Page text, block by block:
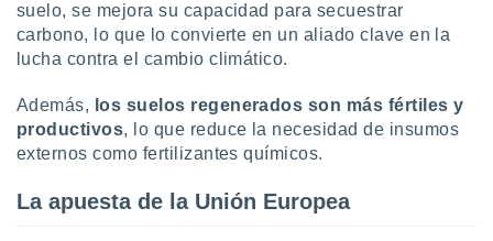
suelo, se mejora su capacidad para secuestrar
carbono, lo que lo convierte en un aliado clave en la
lucha contra el cambio climático.
Además, los suelos regenerados son más fértiles y
productivos, lo que reduce la necesidad de insumos
externos como fertilizantes químicos.
La apuesta de la Unión Europea